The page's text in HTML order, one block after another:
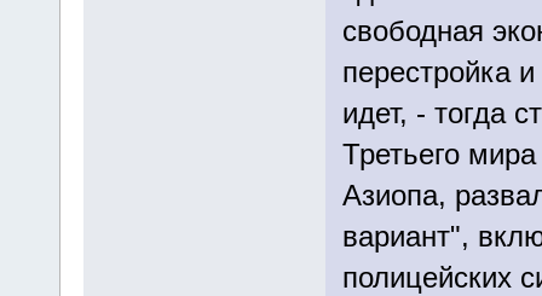
свободная
перестройка
идет, - тогда
Третьего
Азиопа,
вариант",
полицейских